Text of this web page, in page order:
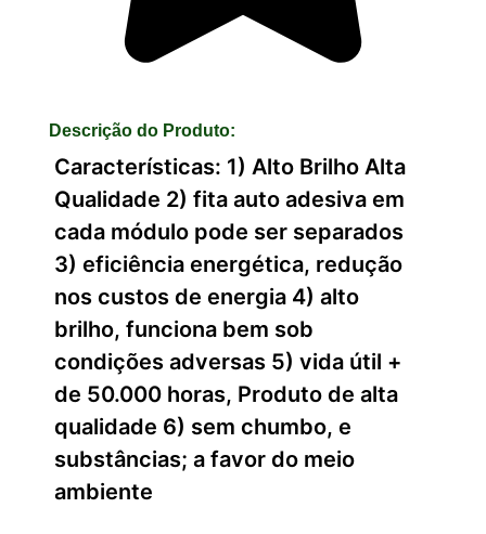
Descrição do Produto:
Características: 1) Alto Brilho Alta
Qualidade 2) fita auto adesiva em
cada módulo pode ser separados
3) eficiência energética, redução
nos custos de energia 4) alto
brilho, funciona bem sob
condições adversas 5) vida útil +
de 50.000 horas, Produto de alta
qualidade 6) sem chumbo, e
substâncias; a favor do meio
ambiente